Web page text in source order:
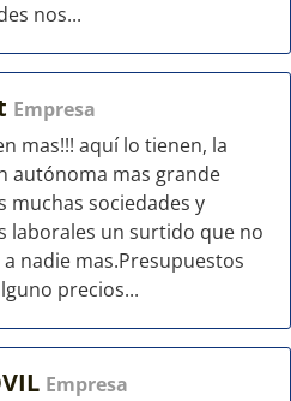
nos...
Empresa
mas!!! aquí lo tienen, la
autónoma mas grande
muchas sociedades y
laborales un surtido que no
nadie mas.Presupuestos
precios...
Empresa